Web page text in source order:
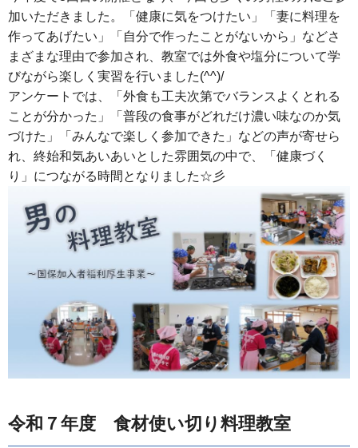
加いただきました。「健康に気をつけたい」「妻に料理を
作ってあげたい」「自分で作ったことがないから」などさ
まざまな理由で参加され、教室では外食や塩分について学
びながら楽しく実習を行いました(^^)/
アンケートでは、「外食も工夫次第でバランスよくとれる
ことが分かった」「普段の食事がどれだけ濃い味なのか気
づけた」「みんなで楽しく参加できた」などの声が寄せら
れ、終始和気あいあいとした雰囲気の中で、「健康づく
り」につながる時間となりました☆彡
令和７年度 食材使い切り料理教室